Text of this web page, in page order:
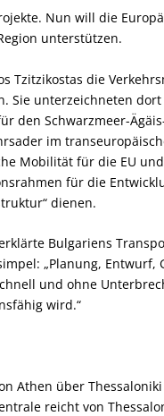
Nun will die
unterstützen.
Tzitzikostas die
Sie unterzeichneten dort
den Schwarzmeer-
im
Mobilität für die EU
für die
dienen.
Bulgariens
„Planung, Entwurf,
und ohne
wird.“
Athen über
reicht von